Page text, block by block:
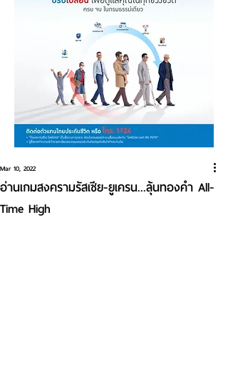
อ่านเกมสงครามรัสเซีย-ยูเครน...ลุ้นทองคำ All-
Time High
Mar 10, 2022